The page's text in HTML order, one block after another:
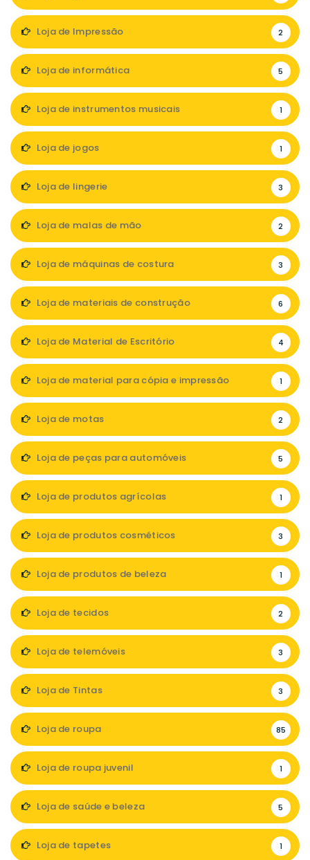
Loja de Impressão 2
Loja de informática 5
Loja de instrumentos musicais 1
Loja de jogos 1
Loja de lingerie 3
Loja de malas de mão 2
Loja de máquinas de costura 3
Loja de materiais de construção 6
Loja de Material de Escritório 4
Loja de material para cópia e impressão 1
Loja de motas 2
Loja de peças para automóveis 5
Loja de produtos agrícolas 1
Loja de produtos cosméticos 3
Loja de produtos de beleza 1
Loja de tecidos 2
Loja de telemóveis 3
Loja de Tintas 3
Loja de roupa 85
Loja de roupa juvenil 1
Loja de saúde e beleza 5
Loja de tapetes 1